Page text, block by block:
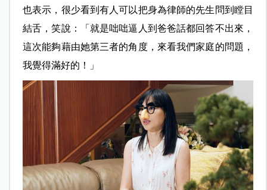
也表示，很少看到有人可以把身為律師的先生問到瞠目
結舌，笑說：「就是咄咄逼人到爸爸話都回答不出來，
這次能夠藉由她第三者的角度，來看我們家庭的問題，
我覺得滿好的！」